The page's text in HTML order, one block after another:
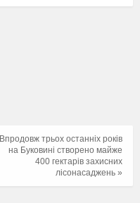
Впродовж трьох останніх років
на Буковині створено майже
400 гектарів захисних
лісонасаджень »